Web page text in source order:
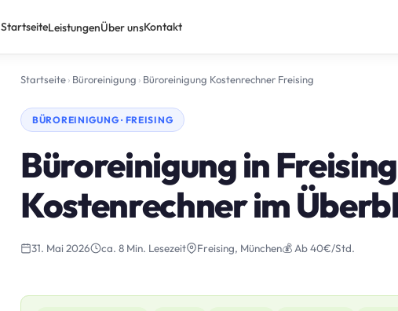
StartseiteLeistungenÜber unsKontakt
Startseite› Büroreinigung › Büroreinigung Kostenrechner Freising
BÜROREINIGUNG · FREISING
Büroreinigung in
Kostenrechner im
31. Mai 2026 ca. 8 Min. Lesezeit Freising, München💰 Ab 40€/Std.